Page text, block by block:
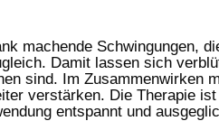
machende Schwingungen,
Damit lassen sich
sind. Im Zusammenwirken
verstärken. Die Therapie
entspannt und